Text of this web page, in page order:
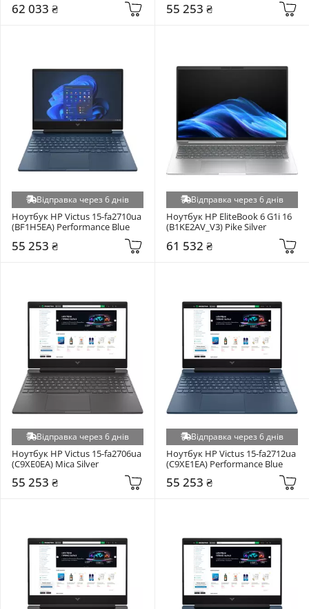
62 033 ₴ 55 253 ₴
Відправка через 6 днів
Ноутбук HP Victus 15-fa2710ua
(BF1H5EA) Performance Blue
55 253 ₴
Відправка через 6 днів
Ноутбук HP EliteBook 6 G1i 16
(B1KE2AV_V3) Pike Silver
61 532 ₴
Відправка через 6 днів
Ноутбук HP Victus 15-fa2706ua
(C9XE0EA) Mica Silver
55 253 ₴
Відправка через 6 днів
Ноутбук HP Victus 15-fa2712ua
(C9XE1EA) Performance Blue
55 253 ₴